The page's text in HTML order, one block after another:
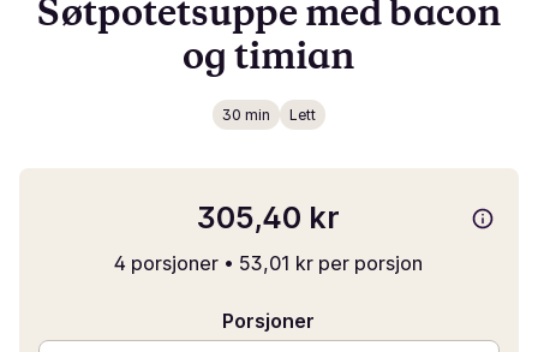
Søtpotetsuppe med bacon
og timian
30 min Lett
305,40 kr
4 porsjoner • 53,01 kr per porsjon
Porsjoner